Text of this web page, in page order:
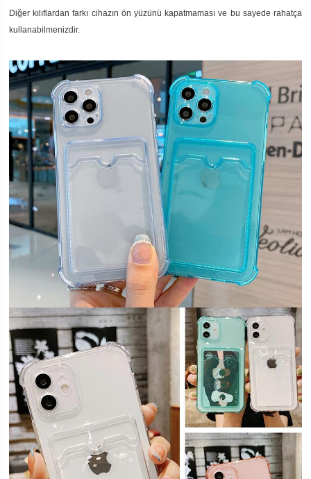
Diğer kılıflardan farkı cihazın ön yüzünü kapatmaması ve bu sayede rahatça
kullanabilmenizdir.